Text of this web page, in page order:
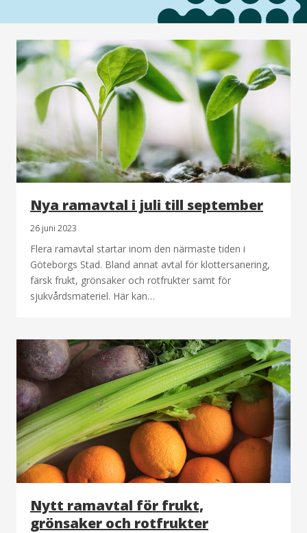
Nya ramavtal i juli till september
26 juni 2023
Flera ramavtal startar inom den närmaste tiden i
Göteborgs Stad. Bland annat avtal för klottersanering,
färsk frukt, grönsaker och rotfrukter samt för
sjukvårdsmateriel. Här kan…
Nytt ramavtal för frukt,
grönsaker och rotfrukter